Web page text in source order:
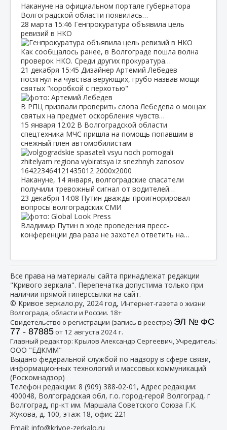
Накануне на официальном портале губернатора
Волгоградской области появилась…
28 марта 15:46 Генпрокуратура объявила цель
ревизий в НКО
Как сообщалось ранее, в Волгограде пошла волна
проверок НКО. Среди других прокуратура…
21 декабря 15:45 Дизайнер Артемий Лебедев
посягнул на чувства верующих, грубо назвав мощи
святых "коробкой с перхотью"
В РПЦ призвали проверить слова Лебедева о мощах
святых на предмет оскорбления чувств…
15 января 12:02 В Волгоградской области
спецтехника МЧС пришла на помощь попавшим в
снежный плен автомобилистам
Накануне, 14 января, волгоградские спасатели
получили тревожный сигнал от водителей…
23 декабря 14:08 Путин дважды проигнорировал
вопросы волгоградских СМИ
Владимир Путин в ходе проведения пресс-
конференции два раза не захотел ответить на…
Все права на материалы сайта принадлежат редакции
"Кривого зеркала". Перепечатка допустима только при
наличии прямой гиперссылки на сайт.
© Кривое зеркало.ру, 2024 год, Интернет-газета о жизни
Волгограда, области и России. 18+
Свидетельство о регистрации (запись в реестре) ЭЛ № ФС
77 - 87885от 12 августа 2024 г.
Главный редактор: Крылов Александр Сергеевич, Учредитель:
ООО "ЕДКММ"
Выдано федеральной службой по надзору в сфере связи,
информационных технологий и массовых коммуникаций
(Роскомнадзор)
Телефон редакции: 8 (909) 388-02-01 , Адрес редакции:
400048, Волгоградская обл, г.о. город-герой Волгоград, г
Волгоград, пр-кт им. Маршала Советского Союза Г.К.
Жукова, д. 100, этаж 18, офис 221
Email: info@krivoe-zerkalo.ru